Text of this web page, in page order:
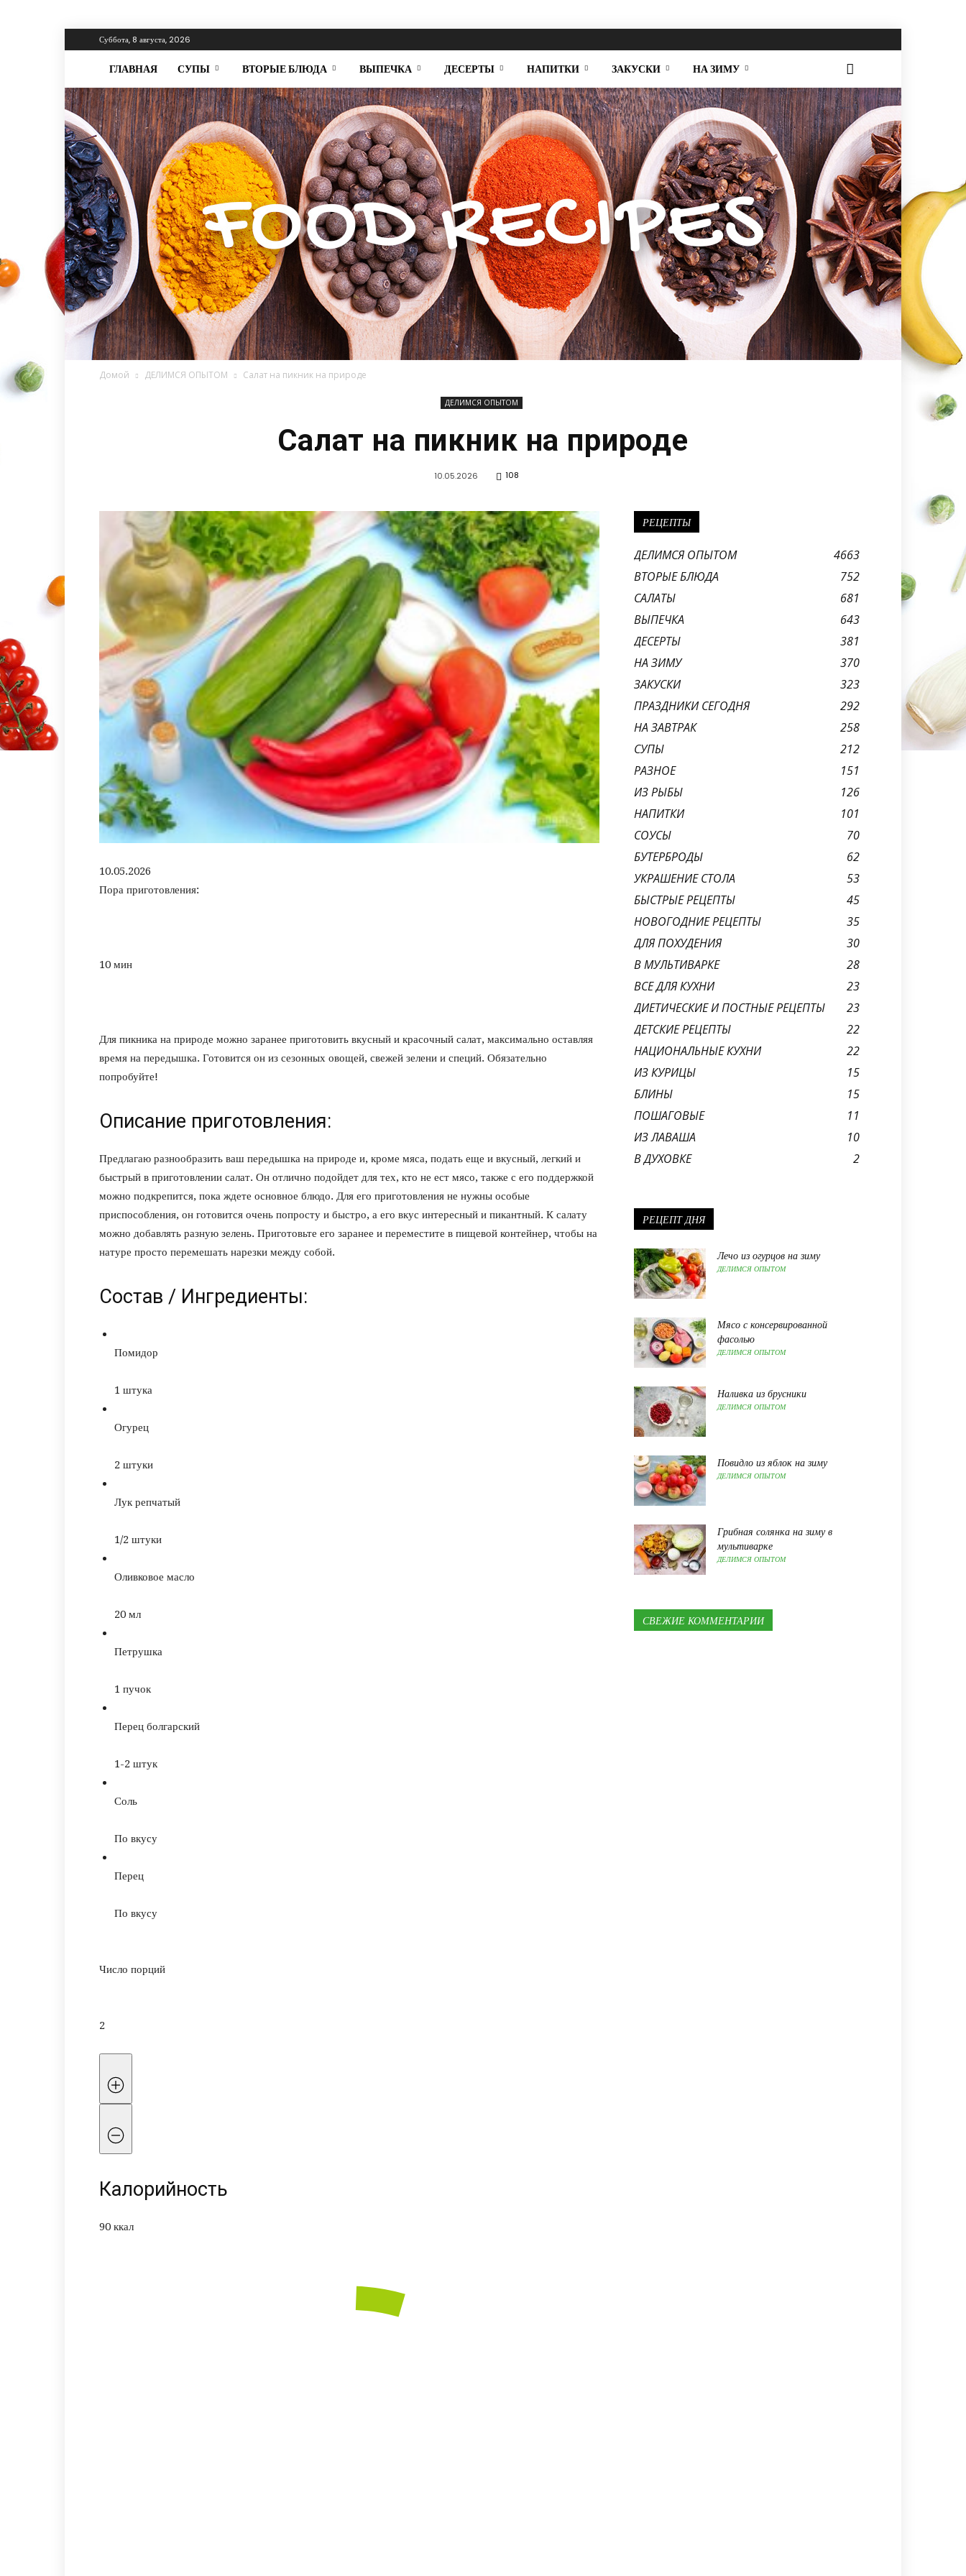
Суббота, 8 августа, 2026
ГЛАВНАЯ СУПЫ ВТОРЫЕ БЛЮДА ВЫПЕЧКА ДЕСЕРТЫ НАПИТКИ ЗАКУСКИ НА ЗИМУ
Домой ДЕЛИМСЯ ОПЫТОМ Салат на пикник на природе
ДЕЛИМСЯ ОПЫТОМ
Салат на пикник на природе
10.05.2026 108
10.05.2026
Пора приготовления:
10 мин
Для пикника на природе можно заранее приготовить вкусный и красочный салат, максимально оставляя
время на передышка. Готовится он из сезонных овощей, свежей зелени и специй. Обязательно
попробуйте!
Описание приготовления:
Предлагаю разнообразить ваш передышка на природе и, кроме мяса, подать еще и вкусный, легкий и
быстрый в приготовлении салат. Он отлично подойдет для тех, кто не ест мясо, также с его поддержкой
можно подкрепится, пока ждете основное блюдо. Для его приготовления не нужны особые
приспособления, он готовится очень попросту и быстро, а его вкус интересный и пикантный. К салату
можно добавлять разную зелень. Приготовьте его заранее и переместите в пищевой контейнер, чтобы на
натуре просто перемешать нарезки между собой.
Состав / Ингредиенты:
Помидор
1 штука
Огурец
2 штуки
Лук репчатый
1/2 штуки
Оливковое масло
20 мл
Петрушка
1 пучок
Перец болгарский
1-2 штук
Соль
По вкусу
Перец
По вкусу
Число порций
2
Калорийность
90 ккал
РЕЦЕПТЫ
ДЕЛИМСЯ ОПЫТОМ
4663
ВТОРЫЕ БЛЮДА
752
САЛАТЫ
681
ВЫПЕЧКА
643
ДЕСЕРТЫ
381
НА ЗИМУ
370
ЗАКУСКИ
323
ПРАЗДНИКИ СЕГОДНЯ
292
НА ЗАВТРАК
258
СУПЫ
212
РАЗНОЕ
151
ИЗ РЫБЫ
126
НАПИТКИ
101
СОУСЫ
70
БУТЕРБРОДЫ
62
УКРАШЕНИЕ СТОЛА
53
БЫСТРЫЕ РЕЦЕПТЫ
45
НОВОГОДНИЕ РЕЦЕПТЫ
35
ДЛЯ ПОХУДЕНИЯ
30
В МУЛЬТИВАРКЕ
28
ВСЕ ДЛЯ КУХНИ
23
ДИЕТИЧЕСКИЕ И ПОСТНЫЕ РЕЦЕПТЫ
23
ДЕТСКИЕ РЕЦЕПТЫ
22
НАЦИОНАЛЬНЫЕ КУХНИ
22
ИЗ КУРИЦЫ
15
БЛИНЫ
15
ПОШАГОВЫЕ
11
ИЗ ЛАВАША
10
В ДУХОВКЕ
2
РЕЦЕПТ ДНЯ
Лечо из огурцов на зиму
ДЕЛИМСЯ ОПЫТОМ
Мясо с консервированной
фасолью
ДЕЛИМСЯ ОПЫТОМ
Наливка из брусники
ДЕЛИМСЯ ОПЫТОМ
Повидло из яблок на зиму
ДЕЛИМСЯ ОПЫТОМ
Грибная солянка на зиму в
мультиварке
ДЕЛИМСЯ ОПЫТОМ
СВЕЖИЕ КОММЕНТАРИИ